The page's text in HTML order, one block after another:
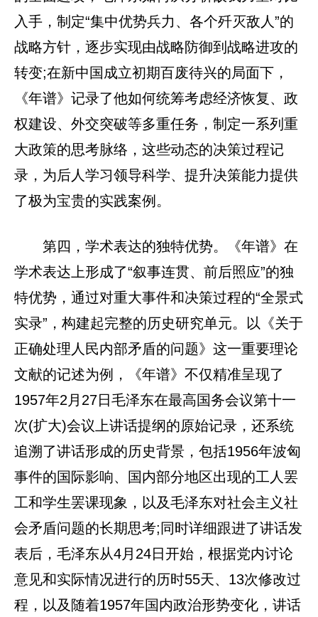
入手，制定“集中优势兵力、各个歼灭敌人”的
战略方针，逐步实现由战略防御到战略进攻的
转变;在新中国成立初期百废待兴的局面下，
《年谱》记录了他如何统筹考虑经济恢复、政
权建设、外交突破等多重任务，制定一系列重
大政策的思考脉络，这些动态的决策过程记
录，为后人学习领导科学、提升决策能力提供
了极为宝贵的实践案例。
第四，学术表达的独特优势。《年谱》在
学术表达上形成了“叙事连贯、前后照应”的独
特优势，通过对重大事件和决策过程的“全景式
实录”，构建起完整的历史研究单元。以《关于
正确处理人民内部矛盾的问题》这一重要理论
文献的记述为例，《年谱》不仅精准呈现了
1957年2月27日毛泽东在最高国务会议第十一
次(扩大)会议上讲话提纲的原始记录，还系统
追溯了讲话形成的历史背景，包括1956年波匈
事件的国际影响、国内部分地区出现的工人罢
工和学生罢课现象，以及毛泽东对社会主义社
会矛盾问题的长期思考;同时详细跟进了讲话发
表后，毛泽东从4月24日开始，根据党内讨论
意见和实际情况进行的历时55天、13次修改过
程，以及随着1957年国内政治形势变化，讲话